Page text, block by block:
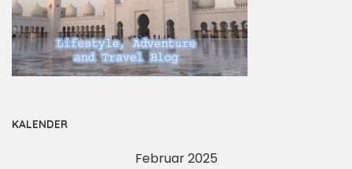
KALENDER
Februar 2025